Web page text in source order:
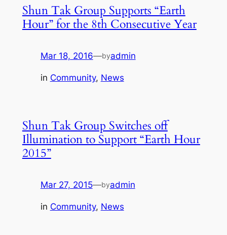
Shun Tak Group Supports “Earth
Hour” for the 8th Consecutive Year
Mar 18, 2016—byadmin
in Community, News
Shun Tak Group Switches off
Illumination to Support “Earth Hour
2015”
Mar 27, 2015—byadmin
in Community, News